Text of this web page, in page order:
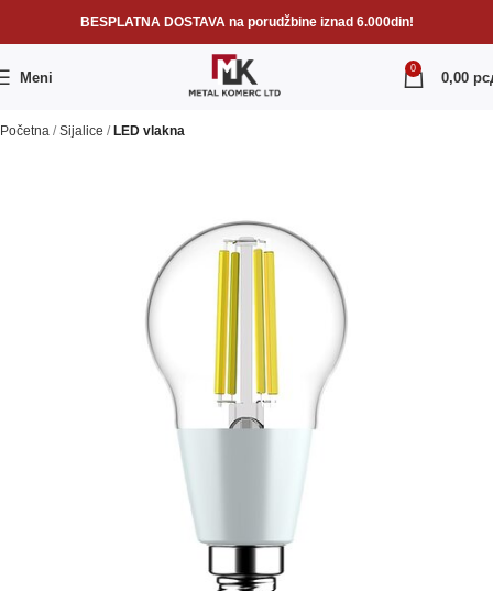
BESPLATNA DOSTAVA na porudžbine iznad 6.000din!
Meni
0
0,00
Početna Sijalice LED vlakna